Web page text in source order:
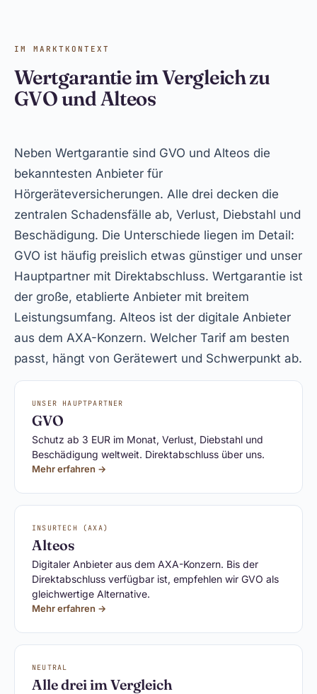
IM MARKTKONTEXT
Wertgarantie im Vergleich zu
GVO und Alteos
Neben Wertgarantie sind GVO und Alteos die
bekanntesten Anbieter für
Hörgeräteversicherungen. Alle drei decken die
zentralen Schadensfälle ab, Verlust, Diebstahl und
Beschädigung. Die Unterschiede liegen im Detail:
GVO ist häufig preislich etwas günstiger und unser
Hauptpartner mit Direktabschluss. Wertgarantie ist
der große, etablierte Anbieter mit breitem
Leistungsumfang. Alteos ist der digitale Anbieter
aus dem AXA-Konzern. Welcher Tarif am besten
passt, hängt von Gerätewert und Schwerpunkt ab.
UNSER HAUPTPARTNER
GVO
Schutz ab 3 EUR im Monat, Verlust, Diebstahl und
Beschädigung weltweit. Direktabschluss über uns.
Mehr erfahren →
INSURTECH (AXA)
Alteos
Digitaler Anbieter aus dem AXA-Konzern. Bis der
Direktabschluss verfügbar ist, empfehlen wir GVO als
gleichwertige Alternative.
Mehr erfahren →
NEUTRAL
Alle drei im Vergleich